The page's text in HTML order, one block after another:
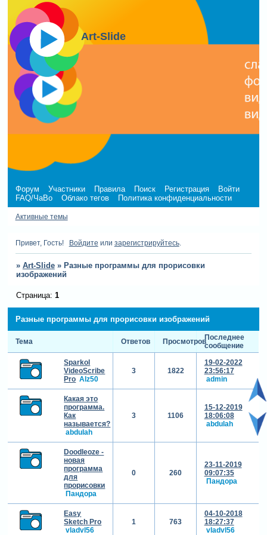
Art-Slide
Форум Участники Правила Поиск Регистрация
Войти
FAQ/ЧаВо
Облако тегов Политика конфиденциальности
Активные темы
Привет, Гость! Войдите или зарегистрируйтесь.
» Art-Slide » Разные программы для прорисовки
изображений
Разные программы для прорисовки изображений
Страница: 1
Тема Ответов ПросмотровПоследнее
сообщение
Sparkol
VideoScribe
Pro Alz50
3 1822
19-02-2022
23:56:17
admin
Какая это
программа.
Как
называется?
abdulah
3 1106
15-12-2019
18:06:08
abdulah
Doodleoze -
новая
программа
для
прорисовки
Пандора
0 260
23-11-2019
09:07:35
Пандора
Easy
Sketch Pro
vladvl56
1 763
04-10-2018
18:27:37
vladvl56